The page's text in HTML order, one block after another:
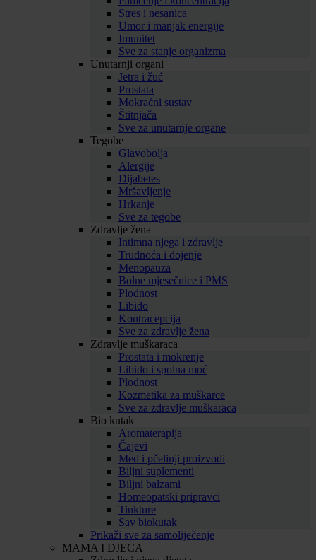
Stres i nesanica
Umor i manjak energije
Imunitet
Sve za stanje organizma
Unutarnji organi
Jetra i žuć
Prostata
Mokraćni sustav
Štitnjača
Sve za unutarnje organe
Tegobe
Glavobolja
Alergije
Dijabetes
Mršavljenje
Hrkanje
Sve za tegobe
Zdravlje žena
Intimna njega i zdravlje
Trudnoća i dojenje
Menopauza
Bolne mjesečnice i PMS
Plodnost
Libido
Kontracepcija
Sve za zdravlje žena
Zdravlje muškaraca
Prostata i mokrenje
Libido i spolna moć
Plodnost
Kozmetika za muškarce
Sve za zdravlje muškaraca
Bio kutak
Aromaterapija
Čajevi
Med i pčelinji proizvodi
Biljni suplementi
Biljni balzami
Homeopatski pripravci
Tinkture
Sav biokutak
Prikaži sve za samoliječenje
MAMA I DJECA